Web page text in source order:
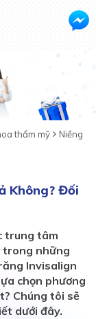
thẩm mỹ Niềng
Không? Đối
trung tâm
trong những
Invisalign
chọn phương
Chúng tôi sẽ
dưới đây.